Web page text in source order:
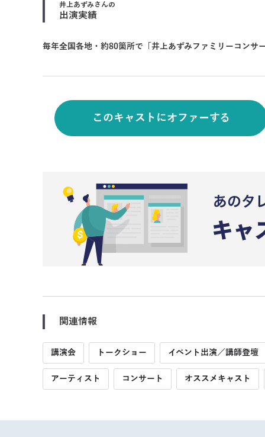
井上あずみさんの
出演実績
毎年全国各地・約80箇所で「井上あずみファミリーコン
このキャストにオファーする
関連情報
講演会 トークショー イベント出演／講師登壇
アーティスト コンサート オススメキャスト